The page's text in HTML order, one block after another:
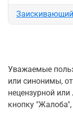
Заискивающий
Уважаемые
или синонимы,
нецензурной
кнопку